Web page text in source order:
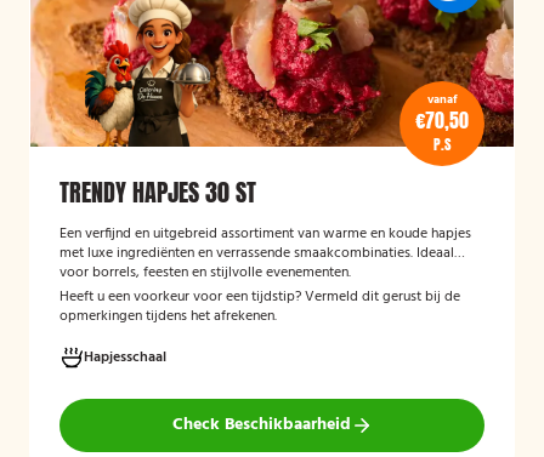
vanaf
€70,50
P.S
TRENDY HAPJES 30 ST
Een verfijnd en uitgebreid assortiment van warme en koude hapjes
met luxe ingrediënten en verrassende smaakcombinaties. Ideaal
voor borrels, feesten en stijlvolle evenementen.
Heeft u een voorkeur voor een tijdstip? Vermeld dit gerust bij de
opmerkingen tijdens het afrekenen.
Hapjesschaal
Check Beschikbaarheid